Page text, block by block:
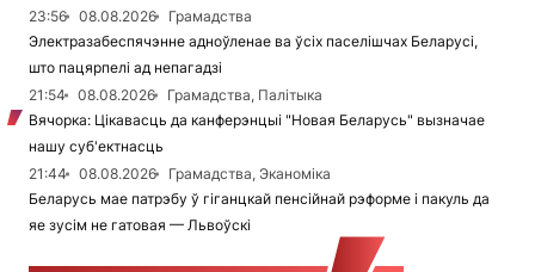
23:56
08.08.2026
Грамадства
Электразабеспячэнне адноўленае ва ўсіх паселішчах Беларусі,
што пацярпелі ад непагадзі
21:54
08.08.2026
Грамадства, Палітыка
Вячорка: Цікавасць да канферэнцыі "Новая Беларусь" вызначае
нашу суб'ектнасць
21:44
08.08.2026
Грамадства, Эканоміка
Беларусь мае патрэбу ў гіганцкай пенсійнай рэформе і пакуль да
яе зусім не гатовая — Львоўскі